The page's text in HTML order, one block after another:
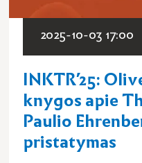
2025-10-03 17:00
INKTR’25:
knygos apie
Paulio
pristatymas